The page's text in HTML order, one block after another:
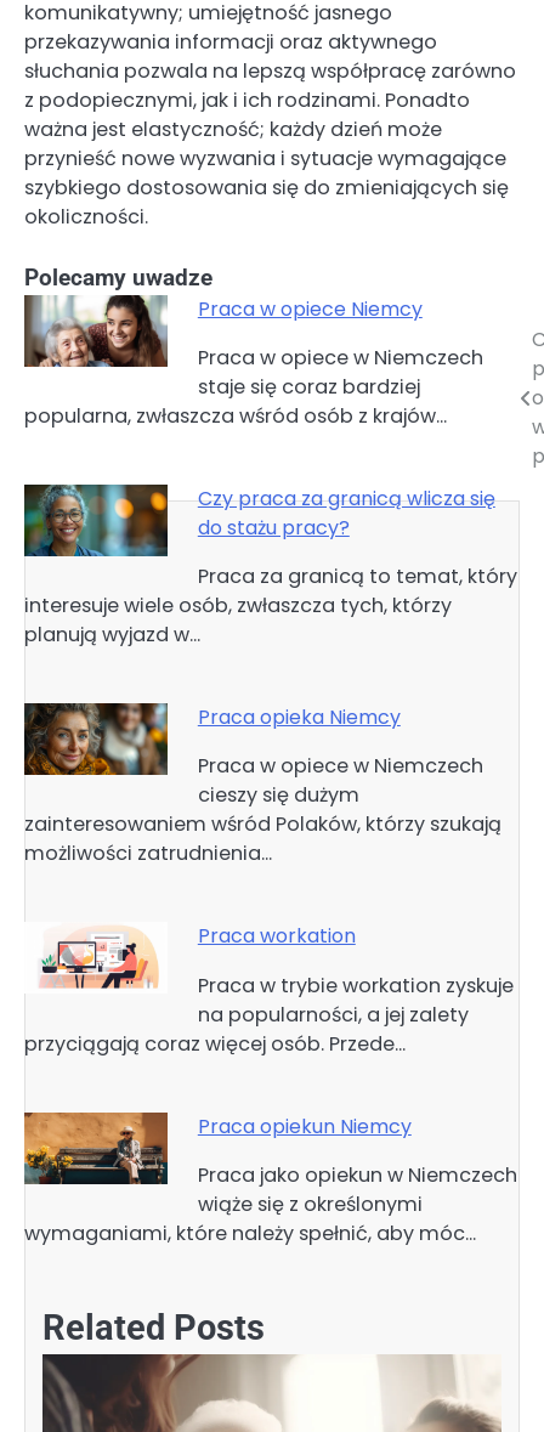
komunikatywny; umiejętność jasnego
przekazywania informacji oraz aktywnego
słuchania pozwala na lepszą współpracę zarówno
z podopiecznymi, jak i ich rodzinami. Ponadto
ważna jest elastyczność; każdy dzień może
przynieść nowe wyzwania i sytuacje wymagające
szybkiego dostosowania się do zmieniających się
okoliczności.
Polecamy uwadze
Praca w opiece Niemcy
Praca w opiece w Niemczech
staje się coraz bardziej
popularna, zwłaszcza wśród osób z krajów…
Czy praca za granicą wlicza się
do stażu pracy?
Praca za granicą to temat, który
interesuje wiele osób, zwłaszcza tych, którzy
planują wyjazd w…
Praca opieka Niemcy
Praca w opiece w Niemczech
cieszy się dużym
zainteresowaniem wśród Polaków, którzy szukają
możliwości zatrudnienia…
Praca workation
Praca w trybie workation zyskuje
na popularności, a jej zalety
przyciągają coraz więcej osób. Przede…
Praca opiekun Niemcy
Praca jako opiekun w Niemczech
wiąże się z określonymi
wymaganiami, które należy spełnić, aby móc…
Nawigacja
Related Posts